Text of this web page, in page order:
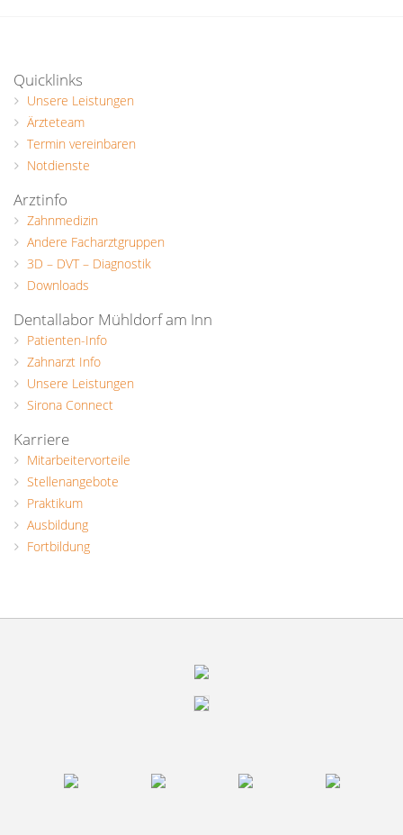
Quicklinks
Unsere Leistungen
Ärzteteam
Termin vereinbaren
Notdienste
Arztinfo
Zahnmedizin
Andere Facharztgruppen
3D – DVT – Diagnostik
Downloads
Dentallabor Mühldorf am Inn
Patienten-Info
Zahnarzt Info
Unsere Leistungen
Sirona Connect
Karriere
Mitarbeitervorteile
Stellenangebote
Praktikum
Ausbildung
Fortbildung